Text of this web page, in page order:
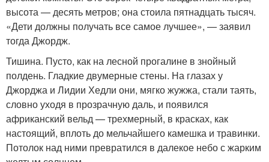
высота — десять метров; она стоила пятнадцать тысяч.
«Дети должны получать все самое лучшее», — заявил
тогда Джордж.
Тишина. Пусто, как на лесной прогалине в знойный
полдень. Гладкие двумерные стены. На глазах у
Джорджа и Лидии Хедли они, мягко жужжа, стали таять,
словно уходя в прозрачную даль, и появился
африканский вельд — трехмерный, в красках, как
настоящий, вплоть до мельчайшего камешка и травинки.
Потолок над ними превратился в далекое небо с жарким